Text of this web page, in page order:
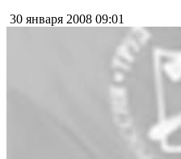
30 января 2008 09:01